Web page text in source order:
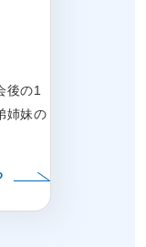
後の1
姉妹の